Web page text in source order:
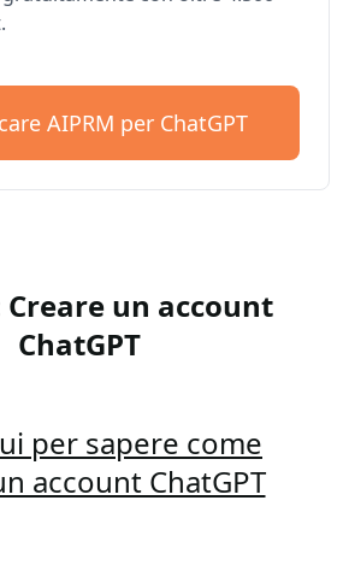
AIPRM per ChatGPT
Creare un account
ChatGPT
per sapere come
account ChatGPT